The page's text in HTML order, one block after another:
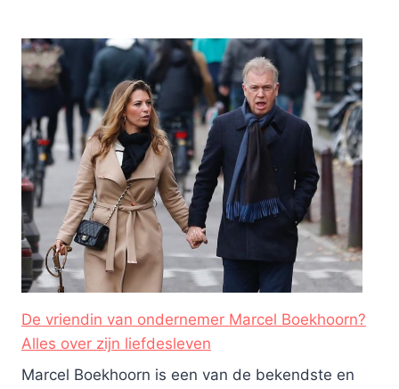
De vriendin van ondernemer Marcel Boekhoorn?
Alles over zijn liefdesleven
Marcel Boekhoorn is een van de bekendste en